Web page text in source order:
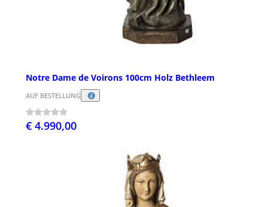
Notre Dame de Voirons 100cm Holz Bethleem
AUF BESTELLUNG
€ 4.990,00